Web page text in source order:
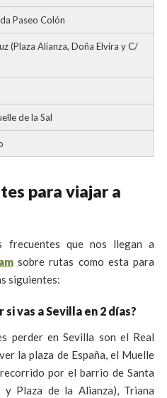
Paseo Colón
(Plaza Alianza, Doña Elvira y C/
de la Sal
para viajar a
frecuentes que nos llegan a
sobre rutas como esta para
siguientes:
vas a Sevilla en 2 días?
perder en Sevilla son el Real
la plaza de España, el Muelle
por el barrio de Santa
y Plaza de la Alianza), Triana